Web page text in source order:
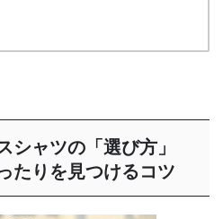
シャツの「選び方」
たりを見つけるコツ